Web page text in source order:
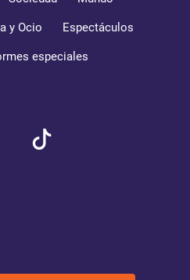
y Ocio Espectáculos
especiales